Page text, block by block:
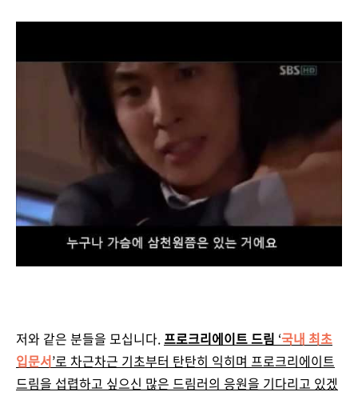
저와 같은 분들을 모십니다.프로크리에이트 드림 ‘국내 최초
입문서’로 차근차근 기초부터 탄탄히 익히며 프로크리에이트
드림을 섭렵하고 싶으신 많은 드림러의 응원을 기다리고 있겠